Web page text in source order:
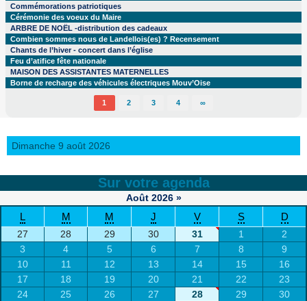
Commémorations patriotiques
Cérémonie des voeux du Maire
ARBRE DE NOËL -distribution des cadeaux
Combien sommes nous de Landellois(es) ? Recensement
Chants de l’hiver - concert dans l’église
Feu d’atifice fête nationale
MAISON DES ASSISTANTES MATERNELLES
Borne de recharge des véhicules électriques Mouv’Oise
1 2 3 4 ∞
Dimanche 9 août 2026
Sur votre agenda
Août 2026 »
L M M J V S D
27 28 29 30 31 1
2
3
4 5 6 7 8
9
10
11 12 13 14 15
16
17
18 19 20 21 22
23
24
25 26 27 28 29
30